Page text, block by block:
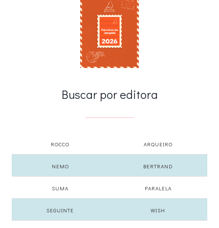
Buscar por editora
ROCCO ARQUEIRO
NEMO BERTRAND
SUMA PARALELA
SEGUINTE WISH